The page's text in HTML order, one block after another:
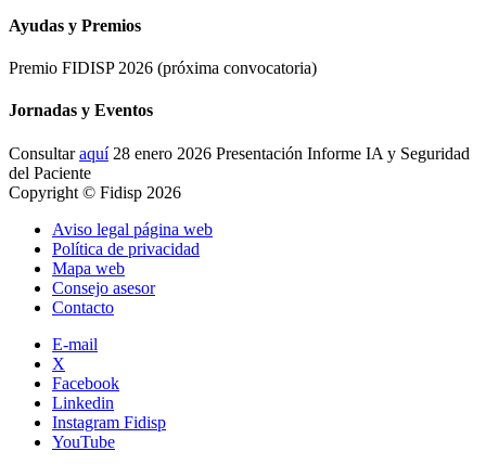
Ayudas y Premios
Premio FIDISP 2026 (próxima convocatoria)
Jornadas y Eventos
Consultaraquí28 enero 2026 Presentación Informe IA y Seguridad
del Paciente
Copyright © Fidisp 2026
Aviso legal página web
Política de privacidad
Mapa web
Consejo asesor
Contacto
E-mail
X
Facebook
Linkedin
Instagram Fidisp
YouTube